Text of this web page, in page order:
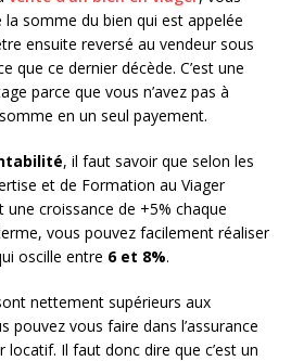
somme du bien qui est appelée
ensuite reversé au vendeur sous
que ce dernier décède. C’est une
parce que vous n’avez pas à
en un seul payement.
, il faut savoir que selon les
et de Formation au Viager
une croissance de +5% chaque
vous pouvez facilement réaliser
oscille entre 6 et 8%.
nettement supérieurs aux
pouvez vous faire dans l’assurance
locatif. Il faut donc dire que c’est un